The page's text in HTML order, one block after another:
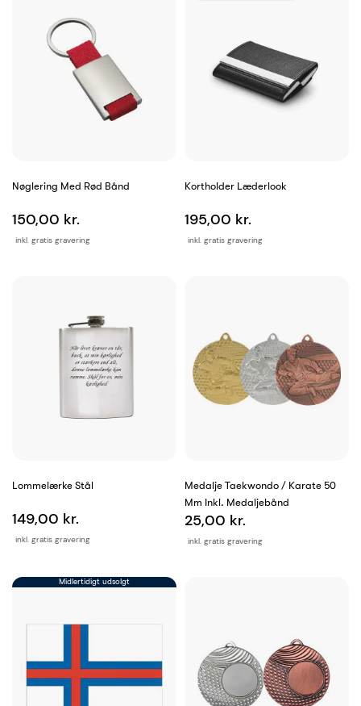
Nøglering Med Rød Bånd
inkl. gratis gravering
150,00 kr.
Kortholder Læderlook
inkl. gratis gravering
195,00 kr.
Lommelærke Stål
inkl. gratis gravering
149,00 kr.
Medalje Taekwondo / Karate 50
Mm Inkl. Medaljebånd
inkl. gratis gravering
25,00 kr.
Midlertidigt udsolgt